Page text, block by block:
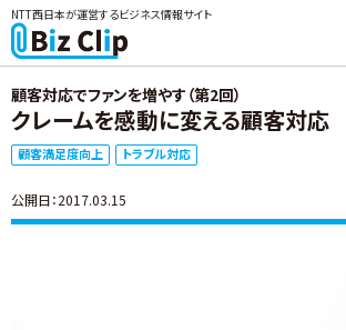
NTT西日本が運営するビジネス情報サイト
顧客対応でファンを増やす（第2回）
クレームを感動に変える顧客対応
顧客満足度向上 トラブル対応
公開日：2017.03.15